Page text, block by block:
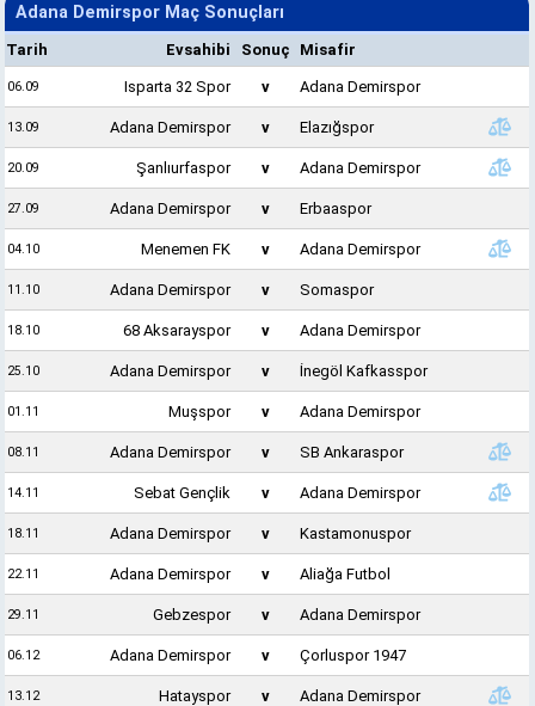
Adana Demirspor Maç Sonuçları
Tarih Evsahibi Sonuç Misafir
06.09 Isparta 32 Spor v Adana Demirspor
13.09 Adana Demirspor v Elazığspor
20.09 Şanlıurfaspor v Adana Demirspor
27.09 Adana Demirspor v Erbaaspor
04.10 Menemen FK v Adana Demirspor
11.10 Adana Demirspor v Somaspor
18.10 68 Aksarayspor v Adana Demirspor
25.10 Adana Demirspor v İnegöl Kafkasspor
01.11 Muşspor v Adana Demirspor
08.11 Adana Demirspor v SB Ankaraspor
14.11 Sebat Gençlik v Adana Demirspor
18.11 Adana Demirspor v Kastamonuspor
22.11 Adana Demirspor v Aliağa Futbol
29.11 Gebzespor v Adana Demirspor
06.12 Adana Demirspor v Çorluspor 1947
13.12 Hatayspor v Adana Demirspor